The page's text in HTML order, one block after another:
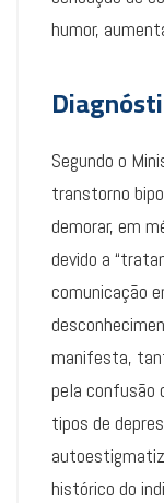
humor,
Segundo o
transtorno
demorar, em
devido a
comunicação
manifesta,
pela confusão
tipos de
histórico do